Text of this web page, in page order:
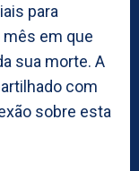
para
mês em que
sua morte. A
com
sobre esta